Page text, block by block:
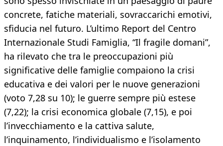
concrete, fatiche materiali, sovraccarichi emotivi,
sfiducia nel futuro. L’ultimo Report del Centro
Internazionale Studi Famiglia, “Il fragile domani”,
ha rilevato che tra le preoccupazioni più
significative delle famiglie compaiono la crisi
educativa e dei valori per le nuove generazioni
(voto 7,28 su 10); le guerre sempre più estese
(7,22); la crisi economica globale (7,15), e poi
l’invecchiamento e la cattiva salute,
l’inquinamento, l’individualismo e l’isolamento